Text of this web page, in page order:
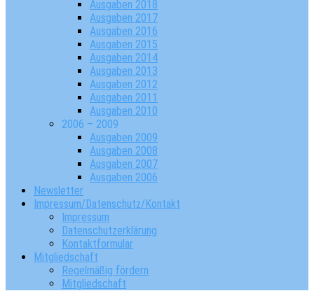
Ausgaben 2018
Ausgaben 2017
Ausgaben 2016
Ausgaben 2015
Ausgaben 2014
Ausgaben 2013
Ausgaben 2012
Ausgaben 2011
Ausgaben 2010
2006 – 2009
Ausgaben 2009
Ausgaben 2008
Ausgaben 2007
Ausgaben 2006
Newsletter
Impressum/Datenschutz/Kontakt
Impressum
Datenschutzerklärung
Kontaktformular
Mitgliedschaft
Regelmäßig fördern
Mitgliedschaft